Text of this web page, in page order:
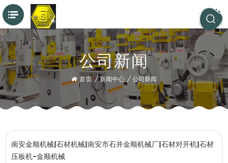
公司新闻
首页 / 新闻中心 / 公司新闻
南安金顺机械|石材机械|南安市石井金顺机械厂|石材对开机|石材
压板机-金顺机械